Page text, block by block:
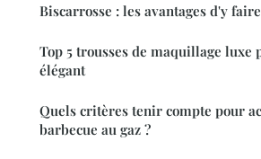
Biscarrosse : les avantages d'y
Top 5 trousses de maquillage luxe
élégant
Quels critères tenir compte pour
barbecue au gaz ?